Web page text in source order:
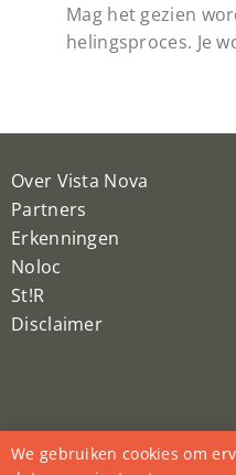
Mag het gezien
helingsproces. Je
Over Vista Nova
Partners
Erkenningen
Noloc
St!R
Disclaimer
We gebruiken cookies om